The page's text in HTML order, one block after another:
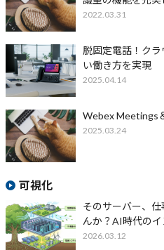
2022.03.31
脱固定電話！ク
い働き方を実現
2025.04.14
Webex Meetings
2025.03.24
可視化
そのサーバー、
んか？AI時代のイ
2026.03.12